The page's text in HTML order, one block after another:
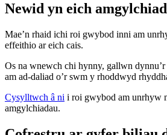
Newid yn eich
Mae’n rhaid ichi roi gwybod inni am
effeithio ar eich cais.
Os na wnewch chi hynny, gallwn
am ad-daliad o’r swm y rhoddwyd
Cysylltwch â ni i roi gwybod am unrhyw
amgylchiadau.